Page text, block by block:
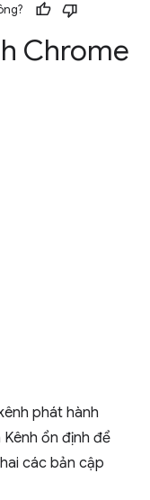
Chrome
phát hành
ổn định để
các bản cập